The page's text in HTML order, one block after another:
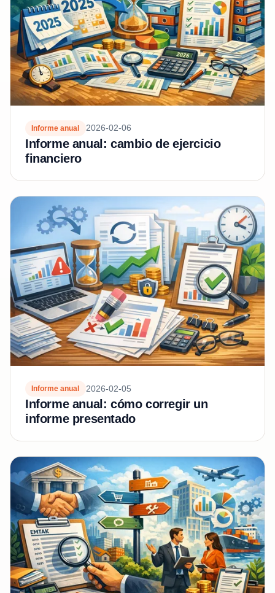
Informe anual 2026-02-06
Informe anual: cambio de ejercicio
financiero
Informe anual 2026-02-05
Informe anual: cómo corregir un
informe presentado